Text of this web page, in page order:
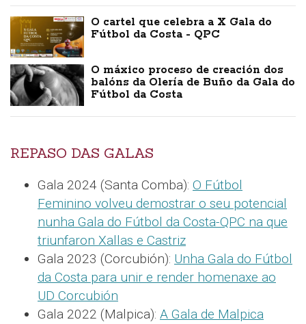
O cartel que celebra a X Gala do
Fútbol da Costa - QPC
O máxico proceso de creación dos
balóns da Olería de Buño da Gala do
Fútbol da Costa
REPASO DAS GALAS
Gala 2024 (Santa Comba): O Fútbol
Feminino volveu demostrar o seu potencial
nunha Gala do Fútbol da Costa-QPC na que
triunfaron Xallas e Castriz
Gala 2023 (Corcubión): Unha Gala do Fútbol
da Costa para unir e render homenaxe ao
UD Corcubión
Gala 2022 (Malpica): A Gala de Malpica